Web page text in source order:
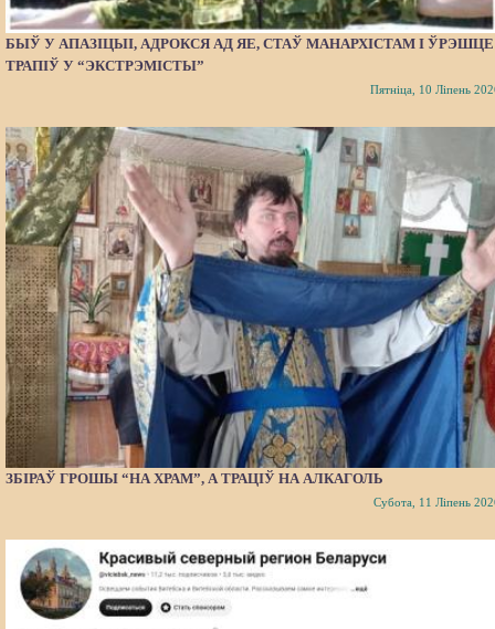
БЫЎ У АПАЗІЦЫІ, АДРОКСЯ АД ЯЕ, СТАЎ МАНАРХІСТАМ І ЎРЭШЦЕ
ТРАПІЎ У “ЭКСТРЭМІСТЫ”
Пятніца, 10 Ліпень
ЗБІРАЎ ГРОШЫ “НА ХРАМ”, А ТРАЦІЎ НА АЛКАГОЛЬ
Субота, 11 Ліпень